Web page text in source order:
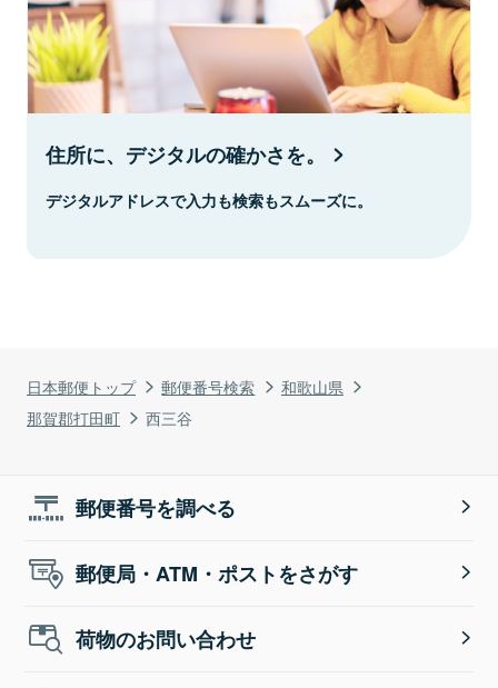
日本郵便トップ 郵便番号検索
和歌山県
那賀郡打田町
西三谷
住所に、デジタルの確かさを。
デジタルアドレスで入力も検索もスムーズに。
郵便番号を調べる
郵便局・ATM・ポストをさがす
荷物のお問い合わせ